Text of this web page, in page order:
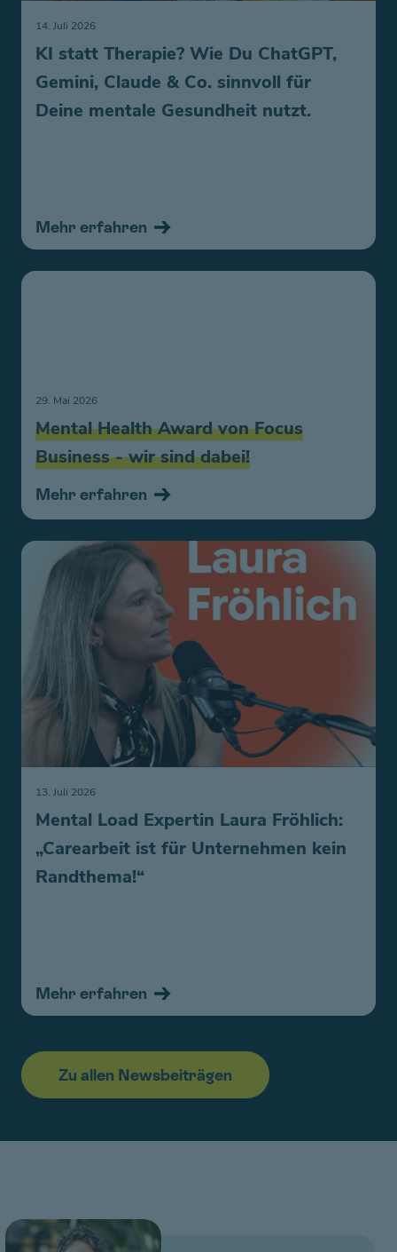
14. Juli 2026
KI statt Therapie? Wie Du ChatGPT,
Gemini, Claude & Co. sinnvoll für
Deine mentale Gesundheit nutzt.
Mehr erfahren
29. Mai 2026
Mental Health Award von Focus
Business - wir sind dabei!
Mehr erfahren
13. Juli 2026
Mental Load Expertin Laura Fröhlich:
„Carearbeit ist für Unternehmen kein
Randthema!“
Mehr erfahren
Zu allen Newsbeiträgen